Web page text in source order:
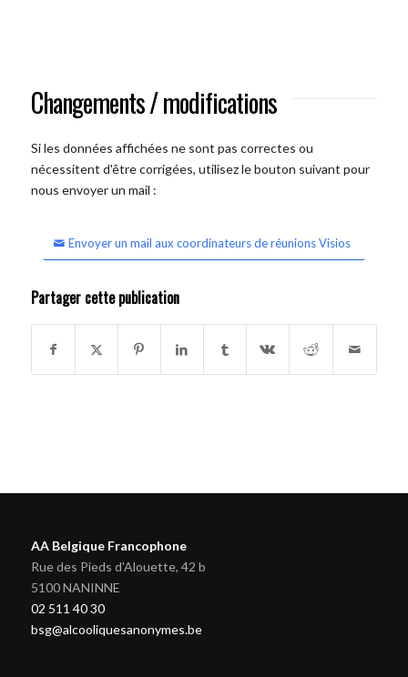
Changements / modifications
Si les données affichées ne sont pas correctes ou
nécessitent d'être corrigées, utilisez le bouton suivant pour
nous envoyer un mail :
Envoyer un mail aux coordinateurs de réunions Visios
Partager cette publication
AA Belgique Francophone
Rue des Pieds d'Alouette, 42 b
5100 NANINNE
02 511 40 30
bsg@alcooliquesanonymes.be